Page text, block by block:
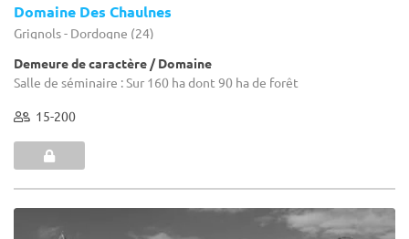
Domaine Des Chaulnes
Grignols - Dordogne (24)
Demeure de caractère / Domaine
Salle de séminaire : Sur 160 ha dont 90 ha de forêt
15-200